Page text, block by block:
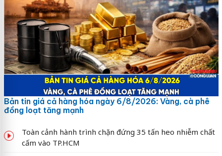
Bản tin giá cả hàng hóa ngày 6/8/2026: Vàng, cà phê
đồng loạt tăng mạnh
Toàn cảnh hành trình chặn đứng 35 tấn heo nhiễm chất
cấm vào TP.HCM